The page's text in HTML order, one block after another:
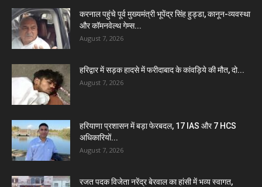
करनाल पहुंचे पूर्व मुख्यमंत्री भूपेंद्र सिंह हुड्डा, कानून-व्यवस्था
और कॉमनवेल्थ गेम्स...
August 7, 2026
हरिद्वार में सड़क हादसे में फरीदाबाद के कांवड़िये की मौत, दो...
August 7, 2026
हरियाणा प्रशासन में बड़ा फेरबदल, 17 IAS और 7 HCS
अधिकारियों...
August 7, 2026
रजत पदक विजेता नरेंद्र बेरवाल का हांसी में भव्य स्वागत,